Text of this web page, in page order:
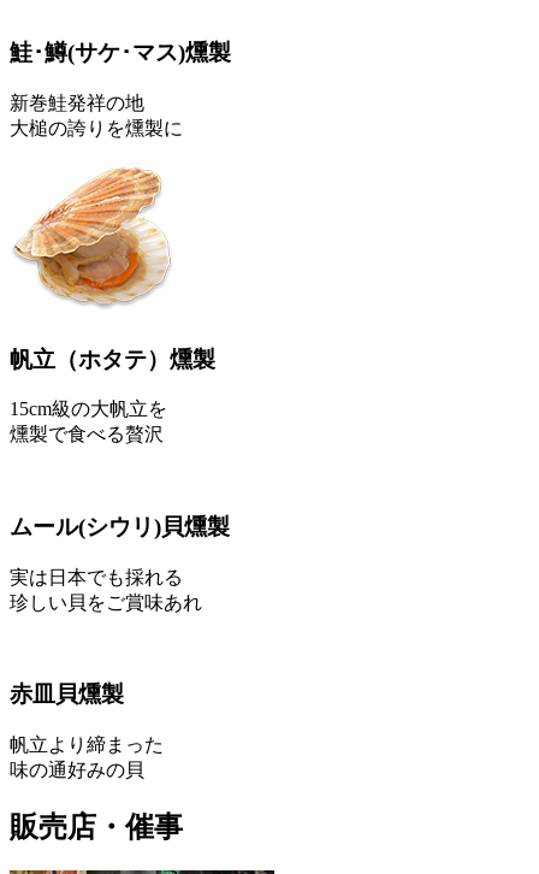
鮭･鱒(サケ･マス)燻製
新巻鮭発祥の地
大槌の誇りを燻製に
帆立 （ホタテ） 燻製
15cm級の大帆立を
燻製で食べる贅沢
ムール(シウリ)貝燻製
実は日本でも採れる
珍しい貝をご賞味あれ
赤皿貝燻製
帆立より締まった
味の通好みの貝
販売店・催事